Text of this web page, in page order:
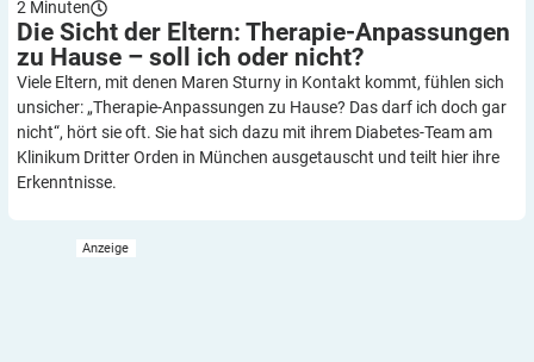
2 Minuten
Die Sicht der Eltern: Therapie-Anpassungen
zu Hause – soll ich oder nicht?
Viele Eltern, mit denen Maren Sturny in Kontakt kommt, fühlen sich
unsicher: „Therapie-Anpassungen zu Hause? Das darf ich doch gar
nicht“, hört sie oft. Sie hat sich dazu mit ihrem Diabetes-Team am
Klinikum Dritter Orden in München ausgetauscht und teilt hier ihre
Erkenntnisse.